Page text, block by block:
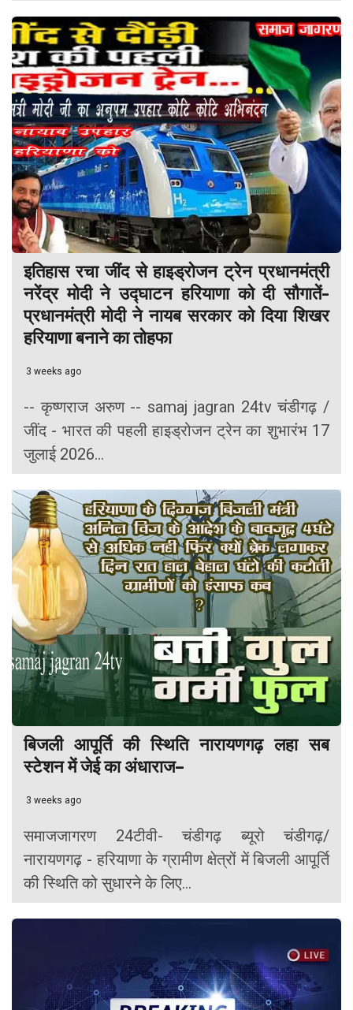
इतिहास रचा जींद से हाइड्रोजन ट्रेन प्रधानमंत्री
नरेंद्र मोदी ने उद्घाटन हरियाणा को दी सौगातें-
प्रधानमंत्री मोदी ने नायब सरकार को दिया शिखर
हरियाणा बनाने का तोहफा
3 weeks ago
-- कृष्णराज अरुण -- samaj jagran 24tv चंडीगढ़ /
जींद - भारत की पहली हाइड्रोजन ट्रेन का शुभारंभ 17
जुलाई 2026...
बिजली आपूर्ति की स्थिति नारायणगढ़ लहा सब
स्टेशन में जेई का अंधाराज–
3 weeks ago
समाजजागरण 24टीवी- चंडीगढ़ ब्यूरो चंडीगढ़/
नारायणगढ़ - हरियाणा के ग्रामीण क्षेत्रों में बिजली आपूर्ति
की स्थिति को सुधारने के लिए...